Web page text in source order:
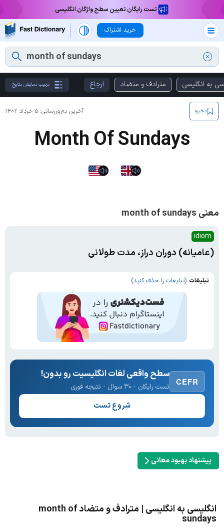
تست رایگان تعیین سطح واژگان انگلیسی
خرید اشتراک
به انگلیسی مترادف و متضاد ارجاع ترتیب نمایش نتایج
آخرین به‌روزرسانی: ۵ خرداد ۱۴۰۲ ذخیره
Month Of Sundays
معنی month of sundays
idiom
(عامیانه) دوران دراز، مدت طولانی
تبلیغات (تبلیغات را حذف کنید)
CEFR
سطح واقعی لغات انگلیسیت رو بدون!
تست رایگان · ۳۰ سوال · نتیجه فوری
شروع تست
پیشنهاد بهبود معانی
انگلیسی به انگلیسی | مترادف و متضاد month of
sundays